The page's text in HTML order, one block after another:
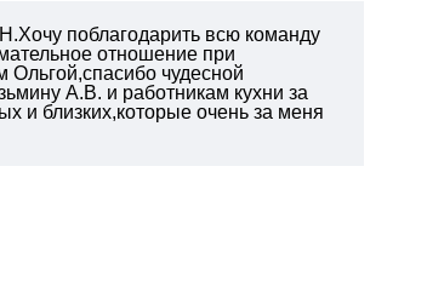
поблагодарить всю команду
отношение при
чудесной
А.В. и работникам кухни за
и близких,которые очень за меня